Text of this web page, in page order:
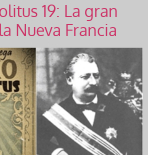
19: La gran
Nueva Francia